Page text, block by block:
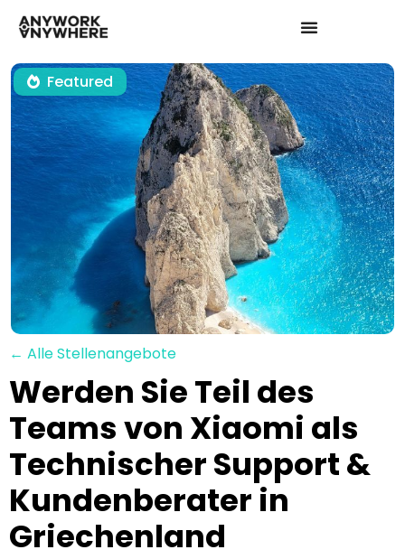
Featured
← Alle Stellenangebote
Werden Sie Teil des
Teams von Xiaomi als
Technischer Support &
Kundenberater in
Griechenland